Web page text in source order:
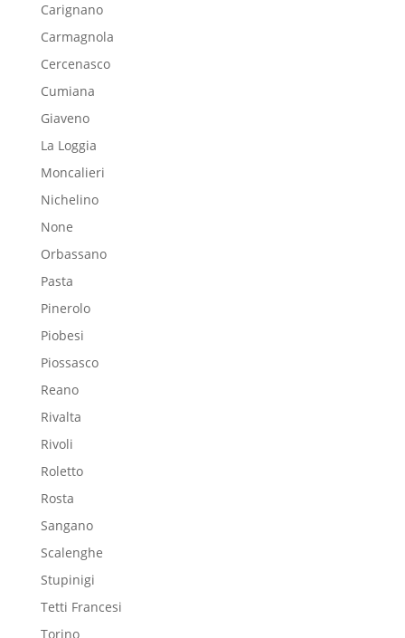
Carignano
Carmagnola
Cercenasco
Cumiana
Giaveno
La Loggia
Moncalieri
Nichelino
None
Orbassano
Pasta
Pinerolo
Piobesi
Piossasco
Reano
Rivalta
Rivoli
Roletto
Rosta
Sangano
Scalenghe
Stupinigi
Tetti Francesi
Torino